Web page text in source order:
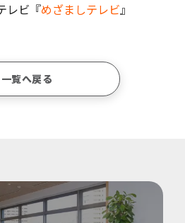
レビ『めざましテレビ』
一覧へ戻る